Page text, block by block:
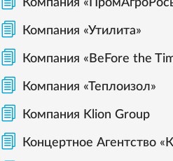
Компания
Компания «Утилита»
Компания «BeFore the
Компания «Теплоизол»
Компания Klion Group
Концертное Агентство